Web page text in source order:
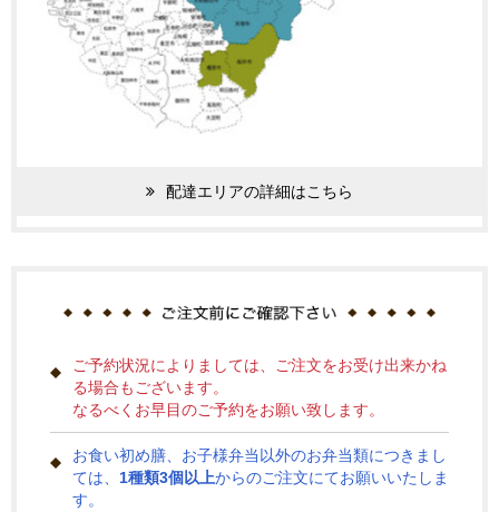
配達エリアの詳細はこちら
ご予約状況によりましては、ご注文をお受け出来かね
る場合もございます。
なるべくお早目のご予約をお願い致します。
お食い初め膳、お子様弁当以外のお弁当類につきまし
ては、 1種類3個以上からのご注文にてお願いいたしま
す。